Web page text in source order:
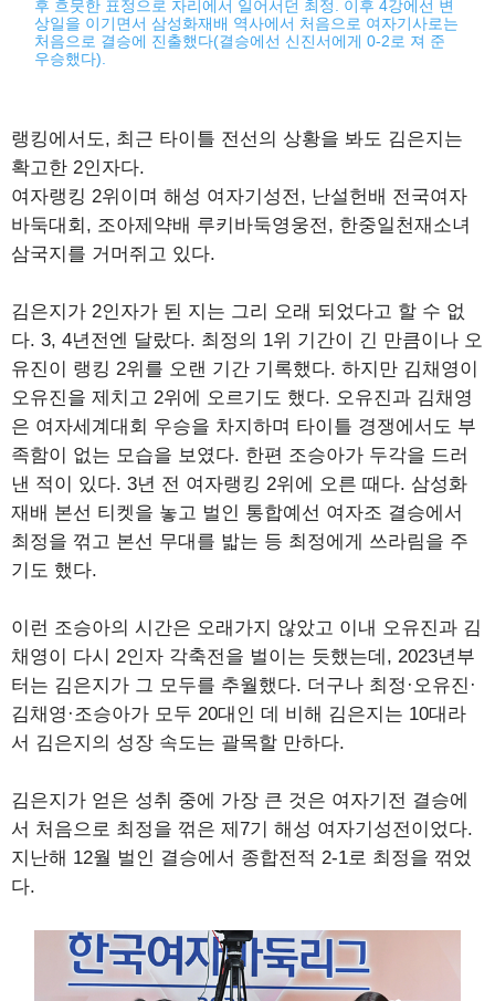
후 흐뭇한 표정으로 자리에서 일어서던 최정. 이후 4강에선 변
상일을 이기면서 삼성화재배 역사에서 처음으로 여자기사로는
처음으로 결승에 진출했다(결승에선 신진서에게 0-2로 져 준
우승했다).
랭킹에서도, 최근 타이틀 전선의 상황을 봐도 김은지는
확고한 2인자다.
여자랭킹 2위이며 해성 여자기성전, 난설헌배 전국여자
바둑대회, 조아제약배 루키바둑영웅전, 한중일천재소녀
삼국지를 거머쥐고 있다.
김은지가 2인자가 된 지는 그리 오래 되었다고 할 수 없
다. 3, 4년전엔 달랐다. 최정의 1위 기간이 긴 만큼이나 오
유진이 랭킹 2위를 오랜 기간 기록했다. 하지만 김채영이
오유진을 제치고 2위에 오르기도 했다. 오유진과 김채영
은 여자세계대회 우승을 차지하며 타이틀 경쟁에서도 부
족함이 없는 모습을 보였다. 한편 조승아가 두각을 드러
낸 적이 있다. 3년 전 여자랭킹 2위에 오른 때다. 삼성화
재배 본선 티켓을 놓고 벌인 통합예선 여자조 결승에서
최정을 꺾고 본선 무대를 밟는 등 최정에게 쓰라림을 주
기도 했다.
이런 조승아의 시간은 오래가지 않았고 이내 오유진과 김
채영이 다시 2인자 각축전을 벌이는 듯했는데, 2023년부
터는 김은지가 그 모두를 추월했다. 더구나 최정·오유진·
김채영·조승아가 모두 20대인 데 비해 김은지는 10대라
서 김은지의 성장 속도는 괄목할 만하다.
김은지가 얻은 성취 중에 가장 큰 것은 여자기전 결승에
서 처음으로 최정을 꺾은 제7기 해성 여자기성전이었다.
지난해 12월 벌인 결승에서 종합전적 2-1로 최정을 꺾었
다.